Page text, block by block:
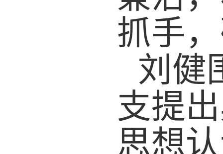
抓手
刘健
支提
思想